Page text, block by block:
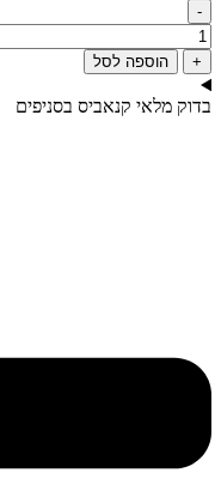
הוספה לסל
מלאי קנאביס בסניפים